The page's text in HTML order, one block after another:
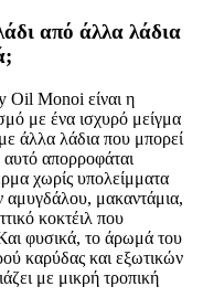
από άλλα λάδια
Oil Monoi είναι η
με ένα ισχυρό μείγμα
άλλα λάδια που μπορεί
απορροφάται
χωρίς υπολείμματα
αμυγδάλου, μακαντάμια,
κοκτέιλ που
φυσικά, το άρωμά του
καρύδας και εξωτικών
με μικρή τροπική